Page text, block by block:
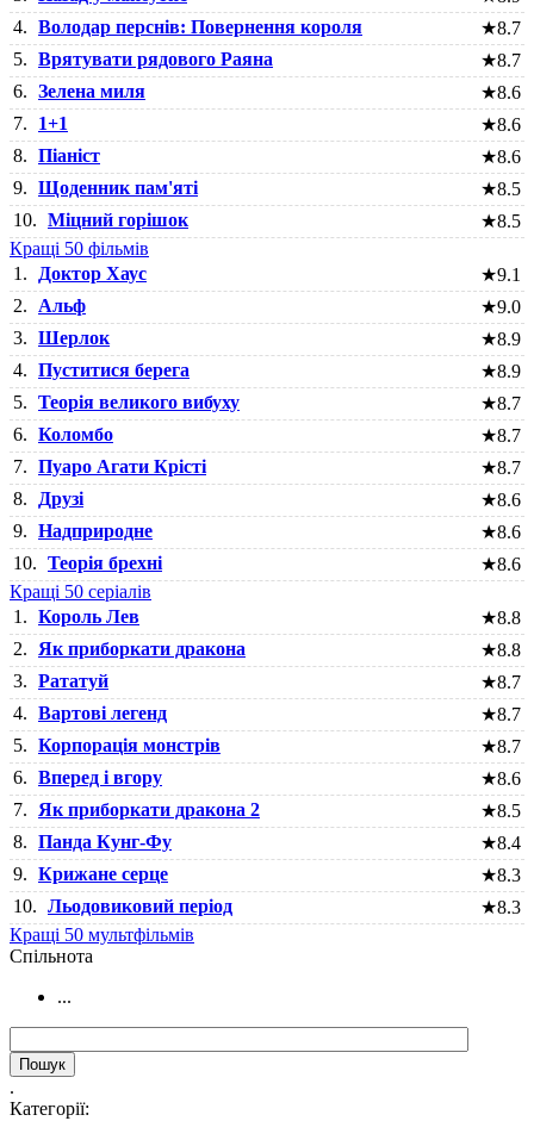
4. Володар перснів: Повернення короля ★8.7
5. Врятувати рядового Раяна ★8.7
6. Зелена миля ★8.6
7.
1+1 ★8.6
8. Піаніст ★8.6
9. Щоденник пам'яті ★8.5
10. Міцний горішок ★8.5
Кращі 50 фільмів
1.
Доктор Хаус ★9.1
2.
Альф ★9.0
3. Шерлок ★8.9
4. Пуститися берега ★8.9
5. Теорія великого вибуху ★8.7
6. Коломбо ★8.7
7. Пуаро Агати Крісті ★8.7
8.
Друзі ★8.6
9. Надприродне ★8.6
10. Теорія брехні ★8.6
Кращі 50 серіалів
1. Король Лев ★8.8
2.
Як приборкати дракона ★8.8
3. Рататуй ★8.7
4. Вартові легенд ★8.7
5. Корпорація монстрів ★8.7
6. Вперед і вгору ★8.6
7.
Як приборкати дракона 2 ★8.5
8. Панда Кунг-Фу ★8.4
9. Крижане серце ★8.3
10. Льодовиковий період ★8.3
Кращі 50 мультфільмів
Cпільнота
...
.
Категорії: